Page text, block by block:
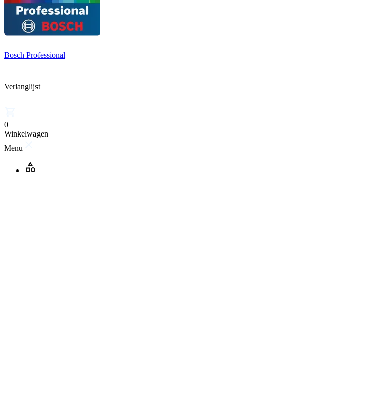
Bosch Professional
Verlanglijst
0
Winkelwagen
Menu